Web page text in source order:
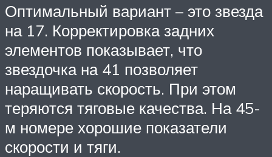
Оптимальный вариант – это звезда
на 17. Корректировка задних
элементов показывает, что
звездочка на 41 позволяет
наращивать скорость. При этом
теряются тяговые качества. На 45-
м номере хорошие показатели
скорости и тяги.